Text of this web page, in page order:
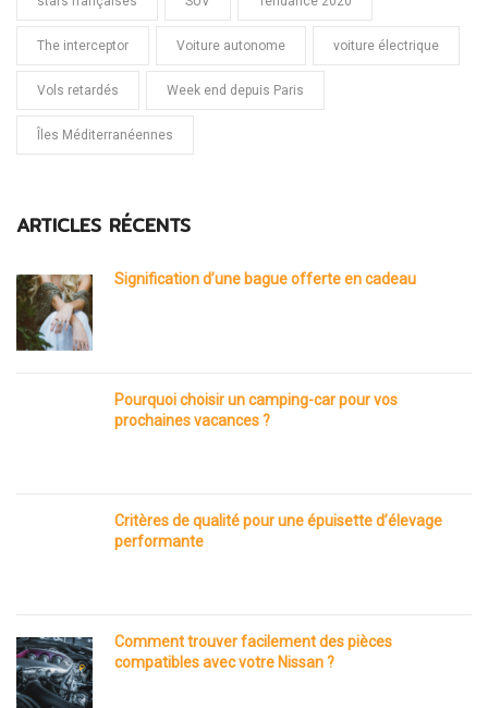
The interceptor Voiture autonome voiture électrique
Vols retardés Week end depuis Paris
Îles Méditerranéennes
ARTICLES RÉCENTS
Signification d’une bague offerte en cadeau
Pourquoi choisir un camping-car pour vos
prochaines vacances ?
Critères de qualité pour une épuisette d’élevage
performante
Comment trouver facilement des pièces
compatibles avec votre Nissan ?